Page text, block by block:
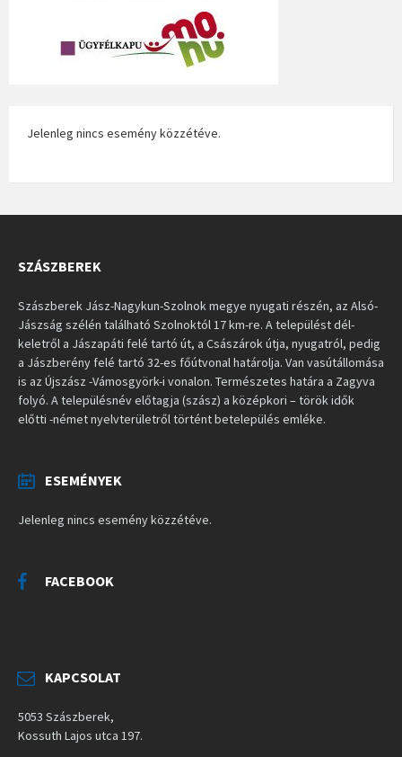
Jelenleg nincs esemény közzétéve.
SZÁSZBEREK
Szászberek Jász-Nagykun-Szolnok megye nyugati részén, az Alsó-
Jászság szélén található Szolnoktól 17 km-re. A települést dél-
keletről a Jászapáti felé tartó út, a Császárok útja, nyugatról, pedig
a Jászberény felé tartó 32-es főútvonal határolja. Van vasútállomása
is az Újszász -Vámosgyörk-i vonalon. Természetes határa a Zagyva
folyó. A településnév előtagja (szász) a középkori – török idők
előtti -német nyelvterületről történt betelepülés emléke.
ESEMÉNYEK
Jelenleg nincs esemény közzétéve.
FACEBOOK
KAPCSOLAT
5053 Szászberek,
Kossuth Lajos utca 197.